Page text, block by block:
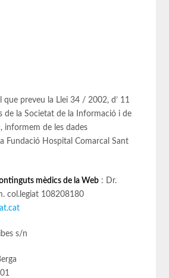
que preveu la Llei 34 / 2002, d’ 11
de la Societat de la Informació i de
informem de les dades
Fundació Hospital Comarcal Sant
mèdics de la Web : Dr.
col.legiat 108208180
s/n